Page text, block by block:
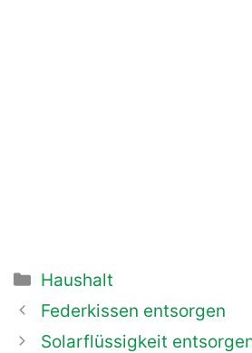
Kategorien
Haushalt
Beitrags-
Navigation
Federkissen entsorgen
Solarflüssigkeit